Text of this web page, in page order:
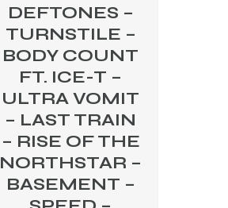
DEFTONES –
TURNSTILE –
BODY COUNT
FT. ICE-T –
ULTRA VOMIT
– LAST TRAIN
– RISE OF THE
NORTHSTAR –
BASEMENT –